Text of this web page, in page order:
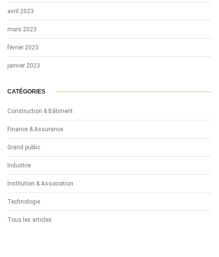
avril 2023
mars 2023
février 2023
janvier 2023
CATÉGORIES
Construction & Bâtiment
Finance & Assurance
Grand public
Industrie
Institution & Association
Technologie
Tous les articles